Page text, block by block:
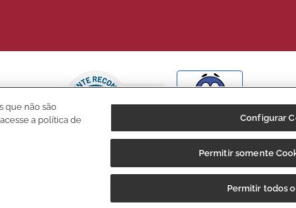
que não são
a política de
Configurar
Permitir somente
Permitir todos